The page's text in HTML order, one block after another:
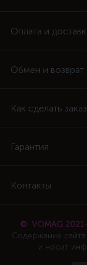
Оплата и
Обмен и возврат
Как сделать заказ
Гарантия
Контакты
© VOMAG
Содержание
и носит